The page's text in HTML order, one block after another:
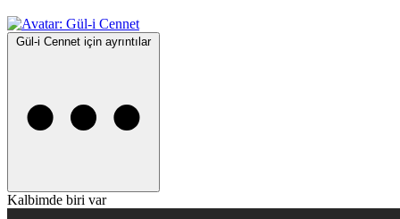
Gül-i Cennet için ayrıntılar
Kalbimde biri var